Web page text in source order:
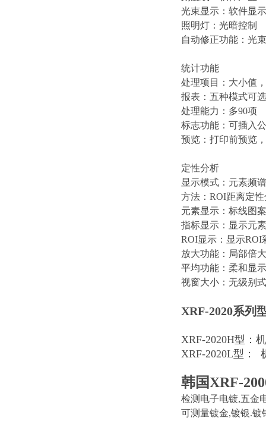
光束显示：软件显
照明灯：光暗控制
自动修正功能：光
统计功能
处理项目：大小值
报表：五种模式可选
处理能力：多90项
标志功能：可插入
预览：打印前预览
定性分析
显示模式：元素频
方法：ROI距离定
元素显示：标线图
指标显示：显示元
ROI显示：显示ROI
放大功能：局部倍大
平均功能：柔和显
视窗大小：无级别
XRF-2020系列
XRF-2020H型：
XRF-2020L型：
韩国XRF-
检测电子电镀,五金
可测量镀金,镀银.镀